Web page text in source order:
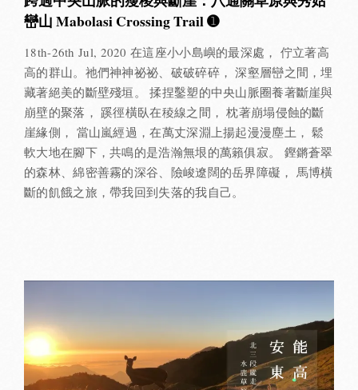
巒山 Mabolasi Crossing Trail ➊
18th-26th Jul, 2020 在這座小小島嶼的最深處， 佇立著高
高的群山。祂們神神祕祕、破破碎碎， 深壑層巒之間，埋
藏著絕美的斷壁殘垣。 揉捏鑿塑的中央山脈圈養著斷崖與
崩壁的聚落， 蹊徑橫臥在稜線之間， 枕著崩塌侵蝕的斷
崖緣側， 當山嵐經過，在萬丈深淵上揚起漫漫塵土， 鬆
軟大地在腳下，共鳴的是浩瀚無垠的萬籟俱寂。 鏗鏘蒼翠
的森林、綿密善霧的深谷、險峻遼闊的岳界障礙， 馬博橫
斷的飢餓之旅，帶我回到失落的我自己。